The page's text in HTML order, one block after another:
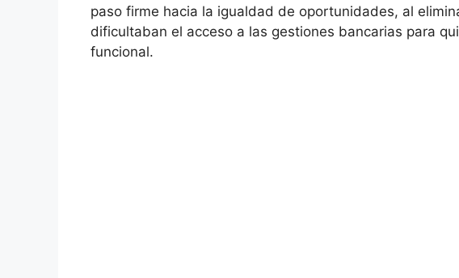
paso firme hacia la igualdad de oportunidades, al
dificultaban el acceso a las gestiones bancarias para
funcional.